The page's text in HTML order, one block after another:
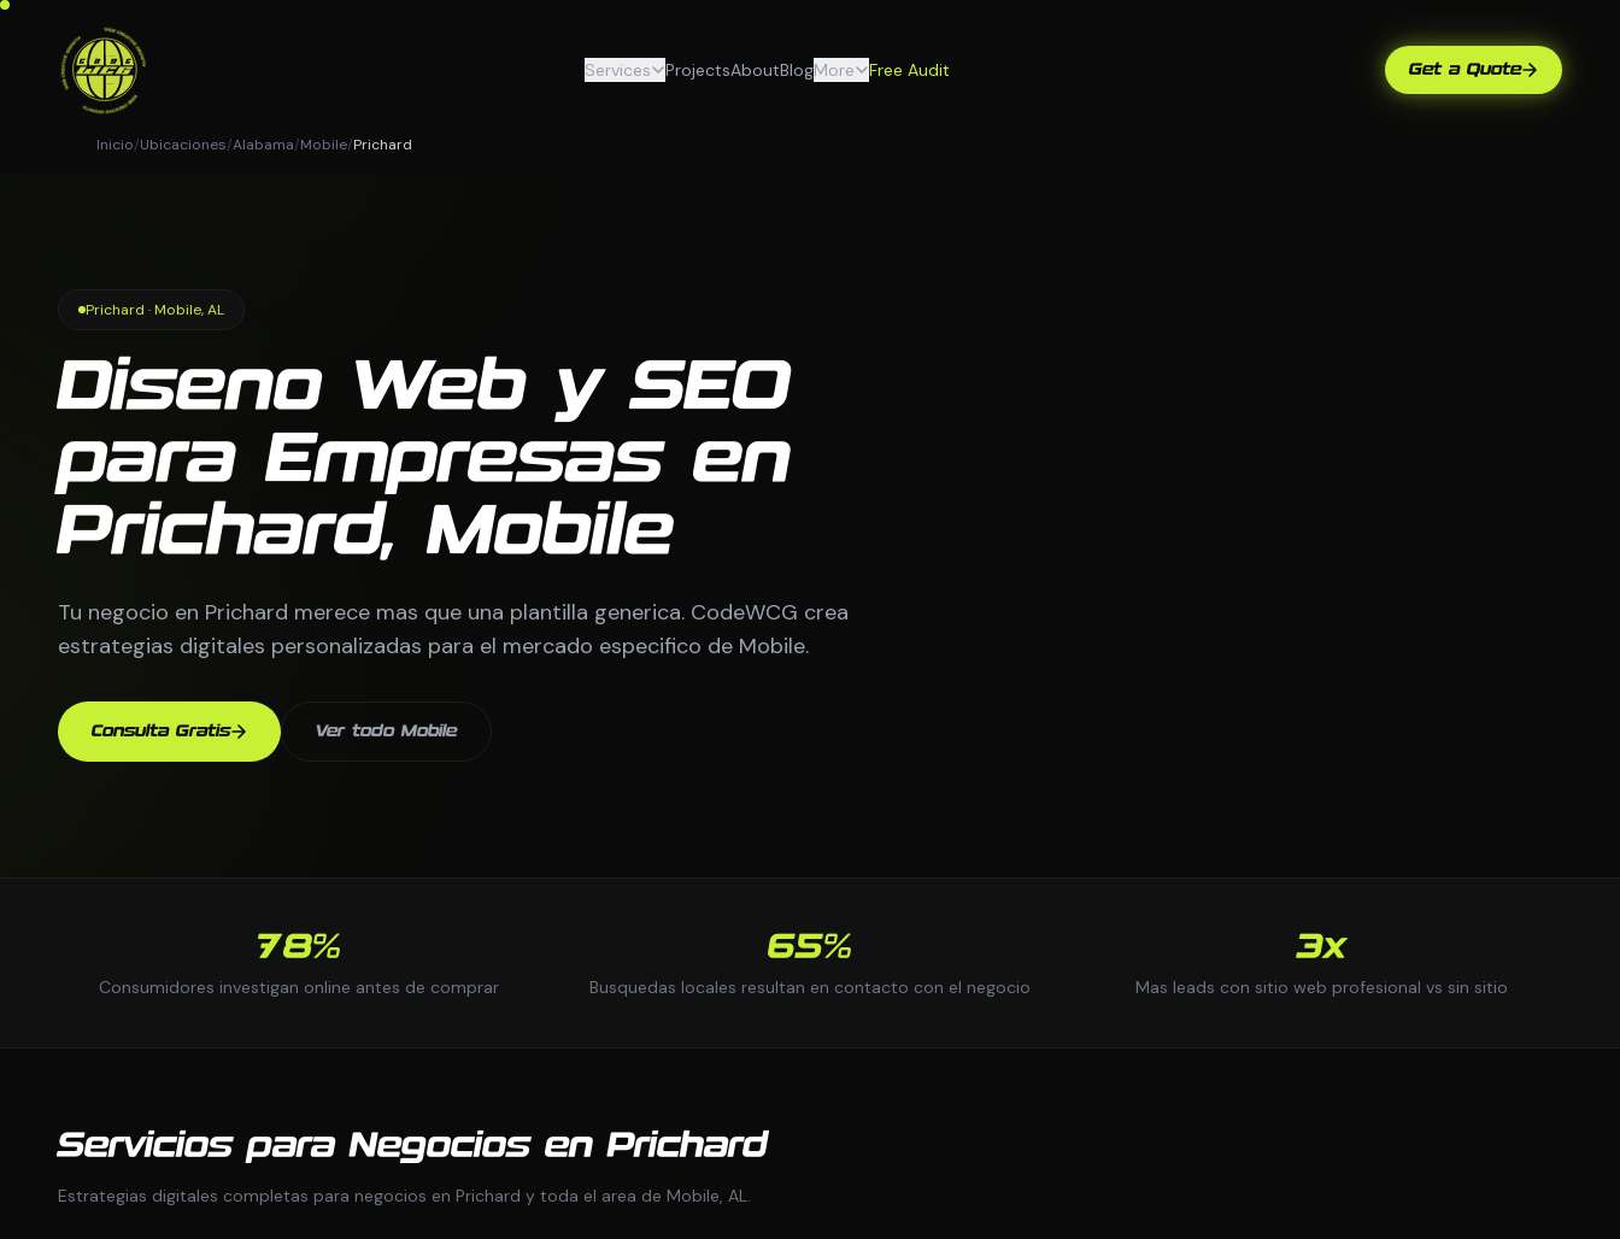
Services ProjectsAboutBlogMore Free Audit Get a Quote
Inicio/Ubicaciones/Alabama/Mobile/Prichard
Prichard · Mobile, AL
Diseno Web y SEO
para Empresas en
Prichard, Mobile
Tu negocio en Prichard merece mas que una plantilla generica. CodeWCG crea
estrategias digitales personalizadas para el mercado especifico de Mobile.
Consulta Gratis Ver todo Mobile
78%
Consumidores investigan online antes de comprar
65%
Busquedas locales resultan en contacto con el negocio
3x
Mas leads con sitio web profesional vs sin sitio
Servicios para Negocios en Prichard
Estrategias digitales completas para negocios en Prichard y toda el area de Mobile, AL.